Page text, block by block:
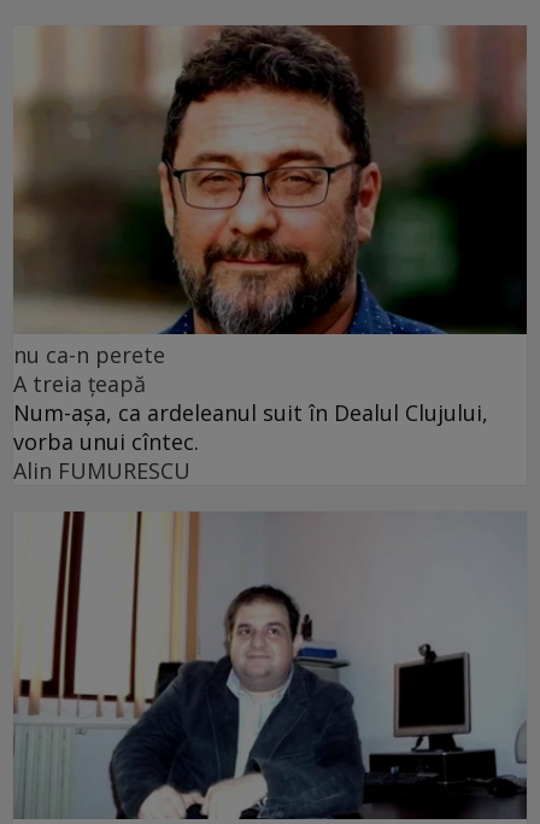
nu ca-n perete
A treia țeapă
Num-așa, ca ardeleanul suit în Dealul Clujului,
vorba unui cîntec.
Alin FUMURESCU